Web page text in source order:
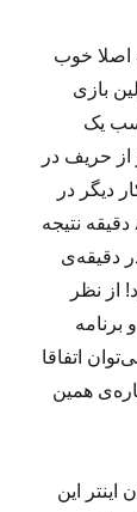
اصلا خوب
بازی
یک
از حریف در
دیگر در
کارنامه‌ی اسپالتی و اینتر ثبت شود. اما تیم در ۸ دقیقه نتیجه
دقیقه‌ی
برد! از نظر
برنامه
اتفاقا
همین
این